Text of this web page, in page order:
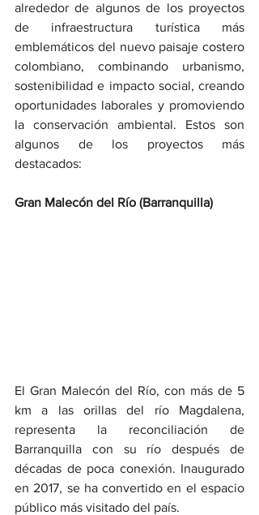
alrededor de algunos de los proyectos
de infraestructura turística más
emblemáticos del nuevo paisaje costero
colombiano, combinando urbanismo,
sostenibilidad e impacto social, creando
oportunidades laborales y promoviendo
la conservación ambiental. Estos son
algunos de los proyectos más
destacados:
Gran Malecón del Río (Barranquilla)
El Gran Malecón del Río, con más de 5
km a las orillas del río Magdalena,
representa la reconciliación de
Barranquilla con su río después de
décadas de poca conexión. Inaugurado
en 2017, se ha convertido en el espacio
público más visitado del país.